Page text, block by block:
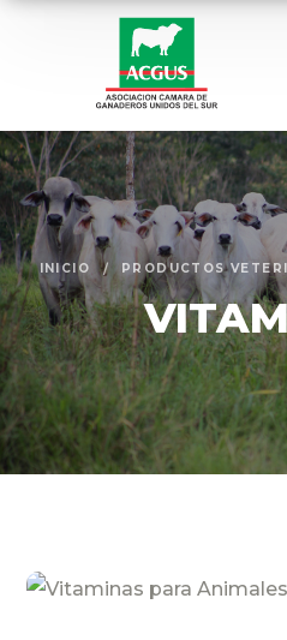
INICIO PRODUCTOS